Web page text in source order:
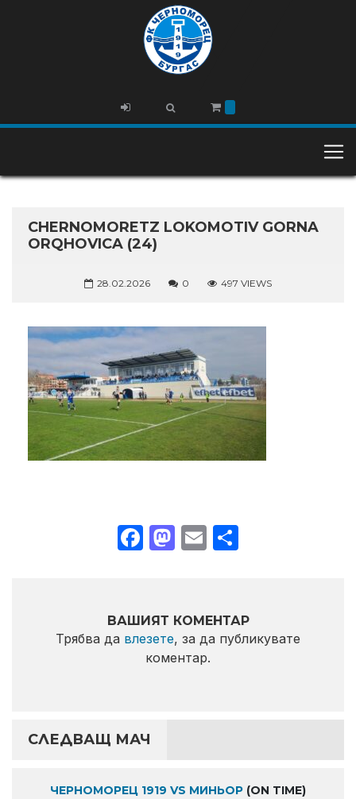
CHERNOMORETZ LOKOMOTIV GORNA
ORQHOVICA (24)
28.02.2026 0 497 VIEWS
Facebook
Mastodon
Email
ВАШИЯТ КОМЕНТАР
Трябва да влезете, за да публикувате
коментар.
СЛЕДВАЩ МАЧ
ЧЕРНОМОРЕЦ 1919 VS МИНЬОР (ON TIME)